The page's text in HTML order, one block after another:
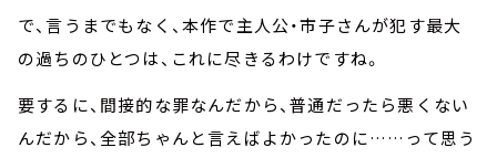
で、言うまでもなく、本作で主人公・市子さんが犯す最大
の過ちのひとつは、これに尽きるわけですね。
要するに、間接的な罪なんだから、普通だったら悪くない
んだから、全部ちゃんと言えばよかったのに……って思う